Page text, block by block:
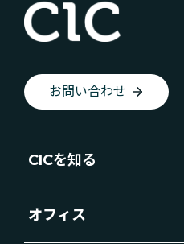
お問い合わせ
CICを知る
オフィス